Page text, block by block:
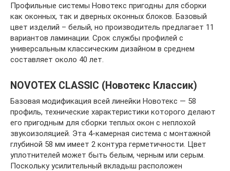
Профильные системы Новотекс пригодны для сборки
как оконных, так и дверных оконных блоков. Базовый
цвет изделий – белый, но производитель предлагает 11
вариантов ламинации. Срок службы профилей с
универсальным классическим дизайном в среднем
составляет около 40 лет.
NOVOTEX CLASSIC (Новотекс Классик)
Базовая модификация всей линейки Новотекс — 58
профиль, технические характеристики которого делают
его пригодным для сборки теплых окон с неплохой
звукоизоляцией. Эта 4-камерная система с монтажной
глубиной 58 мм имеет 2 контура герметичности. Цвет
уплотнителей может быть белым, черным или серым.
Поскольку усилительный вкладыш расположен